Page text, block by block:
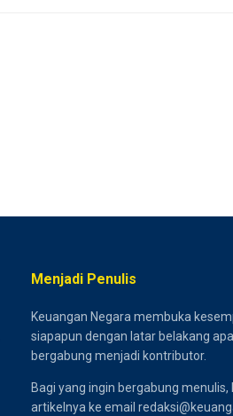
Menjadi Penulis
Keuangan Negara membuka
siapapun dengan latar belakang
bergabung menjadi kontributor.
Bagi yang ingin bergabung
artikelnya ke email